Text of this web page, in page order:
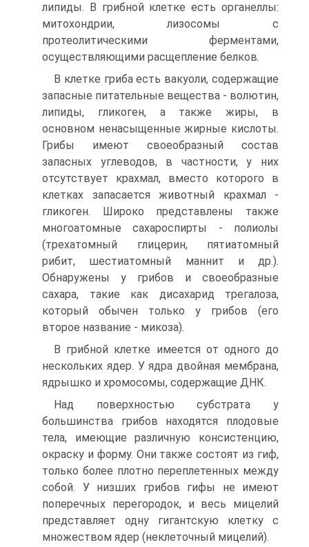
липиды. В грибной клетке есть органеллы:
митохондрии, лизосомы с
протеолитическими ферментами,
осуществляющими расщепление белков.
В клетке гриба есть вакуоли, содержащие
запасные питательные веще­ства - волютин,
липиды, гликоген, а также жиры, в
основном ненасыщенные жирные кислоты.
Грибы имеют своеобразный состав
запасных углеводов, в частности, у них
отсутствует крахмал, вместо которого в
клетках запасается животный крахмал -
гликоген. Широко представлены также
многоатомные сахароспирты - полиолы
(трехатомный глицерин, пятиатомный
рибит, шес­тиатомный маннит и др.).
Обнаружены у грибов и своеобразные
сахара, та­кие как дисахарид трегалоза,
который обычен только у грибов (его
второе на­звание - микоза).
В грибной клетке имеется от одного до
нескольких ядер. У ядра двой­ная мембрана,
ядрышко и хромосомы, содержащие ДНК.
Над поверхностью субстрата у
большинства грибов находятся плодо­вые
тела, имеющие различную консистенцию,
окраску и форму. Они также состоят из гиф,
только более плотно переплетенных между
собой. У низших грибов гифы не имеют
поперечных перегородок, и весь мицелий
представля­ет одну гигантскую клетку с
множеством ядер (неклеточный мицелий).